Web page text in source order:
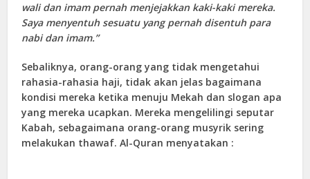
wali dan imam pernah menjejakkan kaki-kaki mereka.
Saya menyentuh sesuatu yang pernah disentuh para
nabi dan imam.”
Sebaliknya, orang-orang yang tidak mengetahui
rahasia-rahasia haji, tidak akan jelas bagaimana
kondisi mereka ketika menuju Mekah dan slogan apa
yang mereka ucapkan. Mereka mengelilingi seputar
Kabah, sebagaimana orang-orang musyrik sering
melakukan thawaf. Al-Quran menyatakan :